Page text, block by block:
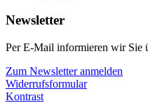
Newsletter
Per E-Mail informieren wir Sie
Zum Newsletter anmelden
Widerrufsformular
Kontrast